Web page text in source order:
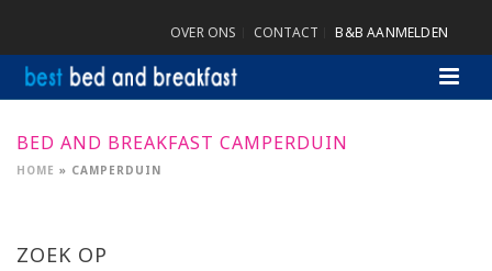
OVER ONS CONTACT B&B AANMELDEN
BED AND BREAKFAST CAMPERDUIN
HOME » CAMPERDUIN
ZOEK OP